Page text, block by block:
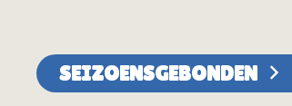
SEIZOENSGEBONDEN